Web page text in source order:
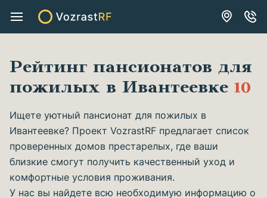
Рейтинг пансионатов для
пожилых в Ивантеевке 10
Ищете уютный пансионат для пожилых в
Ивантеевке? Проект VozrastRF предлагает список
проверенных домов престарелых, где ваши
близкие смогут получить качественный уход и
комфортные условия проживания.
У нас вы найдете всю необходимую информацию о